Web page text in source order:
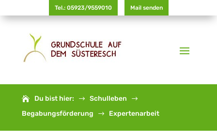
Tel.: 05923/9559010 Mail senden
Du bist hier: $ Schulleben $
Begabungsförderung $ Expertenarbeit